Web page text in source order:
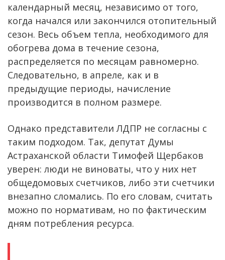
календарный месяц, независимо от того,
когда начался или закончился отопительный
сезон. Весь объем тепла, необходимого для
обогрева дома в течение сезона,
распределяется по месяцам равномерно.
Следовательно, в апреле, как и в
предыдущие периоды, начисление
производится в полном размере.
Однако представители ЛДПР не согласны с
таким подходом. Так, депутат Думы
Астраханской области Тимофей Щербаков
уверен: люди не виноваты, что у них нет
общедомовых счетчиков, либо эти счетчики
внезапно сломались. По его словам, считать
можно по нормативам, но по фактическим
дням потребления ресурса.